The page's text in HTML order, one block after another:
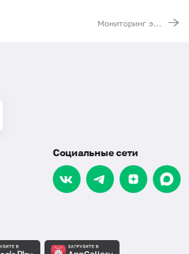
Мониторинг эффективности АСИТ: Амброзия
Социальные сети